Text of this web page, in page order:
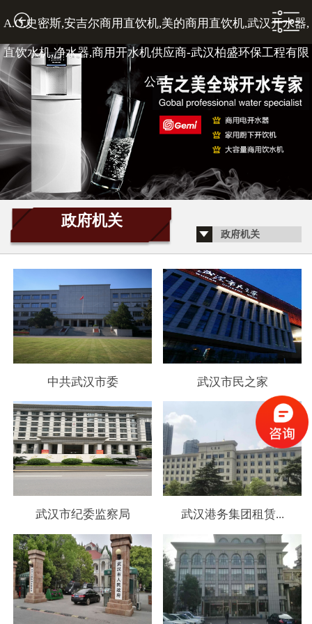
A.O.史密斯,安吉尔商用直饮机,美的商用直饮机,武汉开水器,
直饮水机,净水器,商用开水机供应商-武汉柏盛环保工程有限
公司
1
2
3
4
Previous
Next
政府机关
政府机关
中共武汉市委 武汉市民之家
武汉市纪委监察局 武汉港务集团租赁...